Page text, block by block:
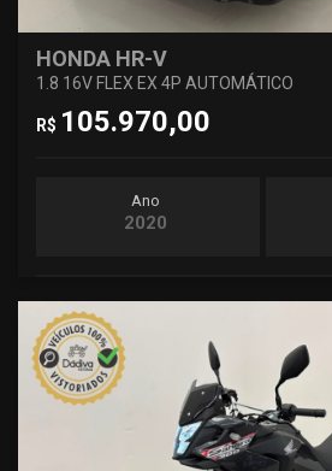
HONDA HR-V
1.8 16V FLEX EX 4P AUTOMÁTICO
R$ 105.970,00
Ano
2020